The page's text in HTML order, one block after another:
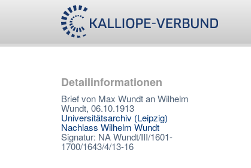
Detailinformationen
Brief von Max Wundt an Wilhelm
Wundt, 06.10.1913
Universitätsarchiv (Leipzig)
Nachlass Wilhelm Wundt
Signatur: NA Wundt/III/1601-
1700/1643/4/13-16